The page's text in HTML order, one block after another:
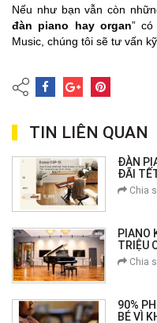
Nếu như bạn vẫn còn
đàn piano hay organ”
Music, chúng tôi sẽ tư vấn
TIN LIÊN QUAN
ĐÀN
ĐÃI
Chia
PIANO
TRIỆU
Chia
90%
BÉ VÌ